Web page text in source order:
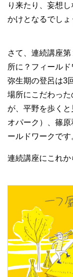
り来たり、妄想
かけとなるでしょ
さて、連続講座
所に？フィールド
弥生期の登呂は3
場所にこだわっ
が、平野を歩く
オパーク）、篠
ールドワークです
連続講座にこれか